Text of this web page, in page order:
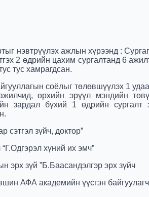
нэвтрүүлэх ажлын хүрээнд :
2 өдрийн цахим сургалтанд 6
тус хамрагдсан.
соёлыг төлөвшүүлэх 1
өрхийн эрүүл мэндийн
зардал бүхий 1 өдрийн сургалт
сэтгэл зүйч, доктор”
хүний их эмч”
эрх зүй ”Б.Баасандэлгэр эрх зүйч
АФА академийн үүсгэн